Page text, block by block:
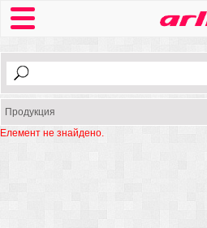
Продукция
Елемент не знайдено.